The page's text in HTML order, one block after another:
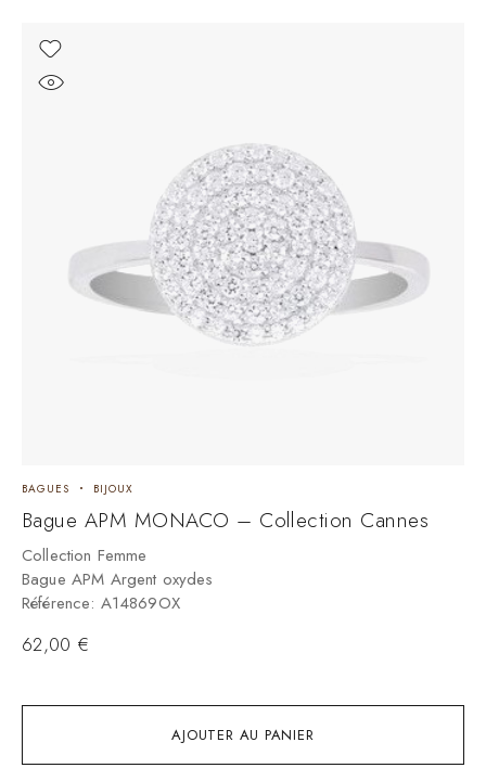
AJOUTER AU PANIER
BAGUES BIJOUX
Bague APM MONACO – Collection Cannes
Collection Femme
Bague APM Argent oxydes
Référence: A14869OX
62,00 €